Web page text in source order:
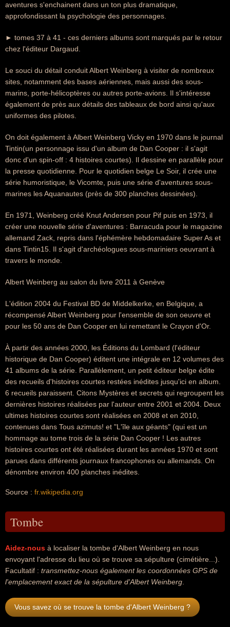
aventures s'enchainent dans un ton plus dramatique,
approfondissant la psychologie des personnages.
► tomes 37 à 41 - ces derniers albums sont marqués par le retour
chez l'éditeur Dargaud.
Le souci du détail conduit Albert Weinberg à visiter de nombreux
sites, notamment des bases aériennes, mais aussi des sous-
marins, porte-hélicoptères ou autres porte-avions. Il s'intéresse
également de près aux détails des tableaux de bord ainsi qu'aux
uniformes des pilotes.
On doit également à Albert Weinberg Vicky en 1970 dans le journal
Tintin(un personnage issu d'un album de Dan Cooper : il s'agit
donc d'un spin-off : 4 histoires courtes). Il dessine en parallèle pour
la presse quotidienne. Pour le quotidien belge Le Soir, il crée une
série humoristique, le Vicomte, puis une série d'aventures sous-
marines les Aquanautes (près de 300 planches dessinées).
En 1971, Weinberg créé Knut Andersen pour Pif puis en 1973, il
créer une nouvelle série d'aventures : Barracuda pour le magazine
allemand Zack, repris dans l'éphémère hebdomadaire Super As et
dans Tintin15. Il s'agit d'archéologues sous-mariniers oeuvrant à
travers le monde.
Albert Weinberg au salon du livre 2011 à Genève
L'édition 2004 du Festival BD de Middelkerke, en Belgique, a
récompensé Albert Weinberg pour l'ensemble de son oeuvre et
pour les 50 ans de Dan Cooper en lui remettant le Crayon d'Or.
À partir des années 2000, les Éditions du Lombard (l'éditeur
historique de Dan Cooper) éditent une intégrale en 12 volumes des
41 albums de la série. Parallèlement, un petit éditeur belge édite
des recueils d'histoires courtes restées inédites jusqu'ici en album.
6 recueils paraissent. Citons Mystères et secrets qui regroupent les
dernières histoires réalisées par l'auteur entre 2001 et 2004. Deux
ultimes histoires courtes sont réalisées en 2008 et en 2010,
contenues dans Tous azimuts! et "L'île aux géants" (qui est un
hommage au tome trois de la série Dan Cooper ! Les autres
histoires courtes ont été réalisées durant les années 1970 et sont
parues dans différents journaux francophones ou allemands. On
dénombre environ 400 planches inédites.
Source : fr.wikipedia.org
Tombe
Aidez-nous à localiser la tombe d'Albert Weinberg en nous
envoyant l'adresse du lieu où se trouve sa sépulture (cimétière...).
Facultatif : transmettez-nous également les coordonnées GPS de
l'emplacement exact de la sépulture d'Albert Weinberg
Vous savez où se trouve la tombe d'Albert Weinberg ?